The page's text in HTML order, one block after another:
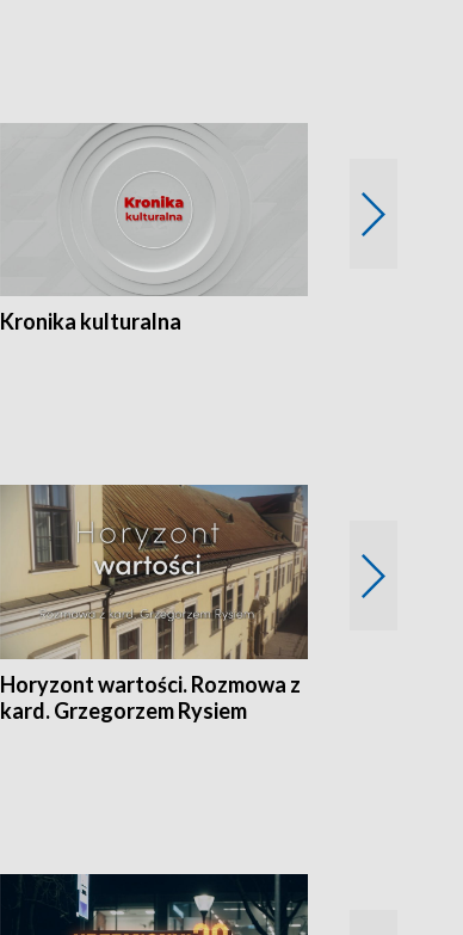
Kronika kulturalna
Horyzont wartości. Rozmowa z
kard. Grzegorzem Rysiem